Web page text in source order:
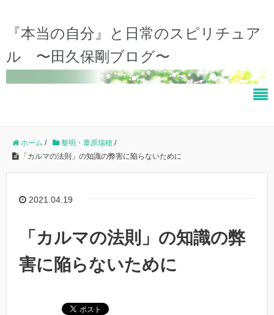
『本当の自分』と日常のスピリチュア
ル 〜田久保剛ブログ〜
ホーム / 黎明・葦原瑞穂 /
「カルマの法則」の知識の弊害に陥らないために
2021.04.19
「カルマの法則」の知識の弊
害に陥らないために